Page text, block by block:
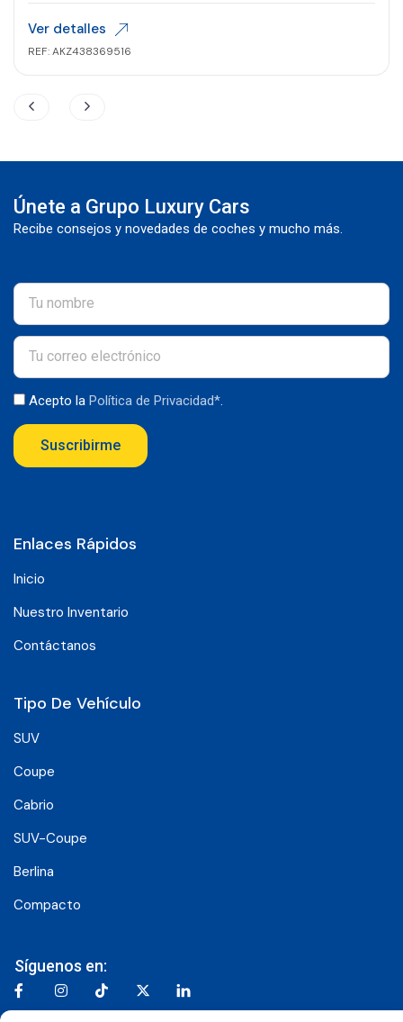
Ver detalles
REF: AKZ438369516
Únete a Grupo Luxury Cars
Recibe consejos y novedades de coches y mucho más.
Acepto la Política de Privacidad*
Suscribirme
Enlaces Rápidos
Inicio
Nuestro Inventario
Contáctanos
Tipo De Vehículo
SUV
Coupe
Cabrio
SUV-Coupe
Berlina
Compacto
Síguenos en: